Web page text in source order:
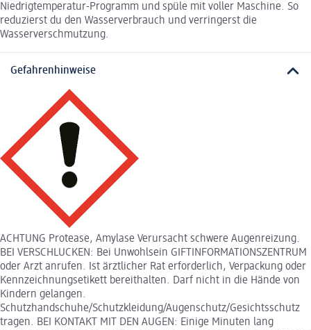
Niedrigtemperatur-Programm und spüle mit voller Maschine. So
reduzierst du den Wasserverbrauch und verringerst die
Wasserverschmutzung.
Gefahrenhinweise
ACHTUNG Protease, Amylase Verursacht schwere Augenreizung.
BEI VERSCHLUCKEN: Bei Unwohlsein GIFTINFORMATIONSZENTRUM
oder Arzt anrufen. Ist ärztlicher Rat erforderlich, Verpackung oder
Kennzeichnungsetikett bereithalten. Darf nicht in die Hände von
Kindern gelangen.
Schutzhandschuhe/Schutzkleidung/Augenschutz/Gesichtsschutz
tragen. BEI KONTAKT MIT DEN AUGEN: Einige Minuten lang